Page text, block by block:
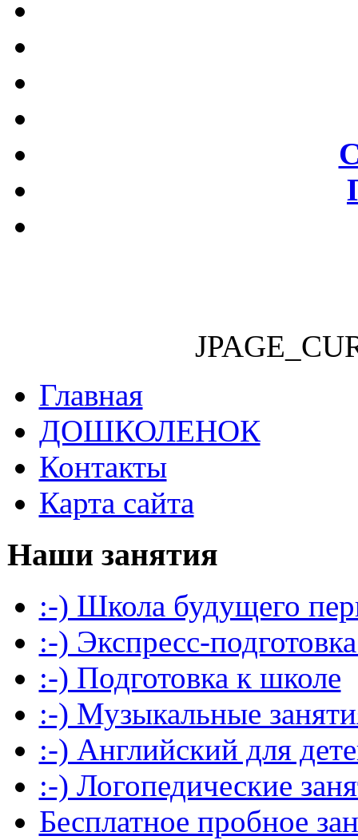
Главная
ДОШКОЛЕНОК
Контакты
Карта сайта
Наши занятия
:-) Школа будущего
:-) Экспресс-
:-) Подготовка к школе
:-) Музыкальные
:-) Английский для
:-) Логопедические
Бесплатное пробное